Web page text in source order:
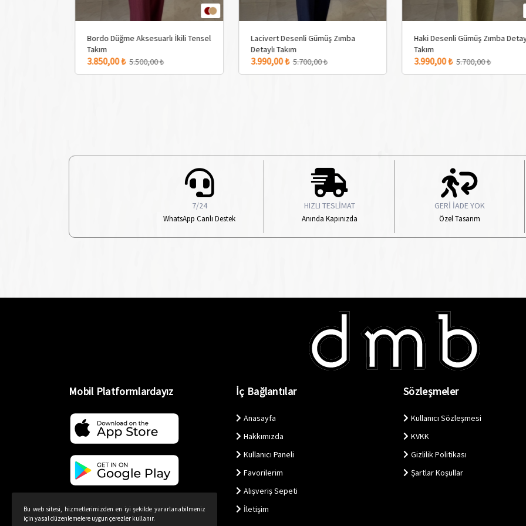
Aksesuarlı İkili Tensel
Lacivert Desenli Gümüş Zımba
3.990,00 ₺ 3 Adet Renk Seçeneği
Haki Desenli Gümüş Zımba Detaylı
Takım
3.990,00 ₺ 3 Adet Renk Seçeneği
Bordo Desenli
3.990,00 ₺
7/24
WhatsApp Canlı Destek
HIZLI TESLİMAT
Anında Kapınızda
GERİ İADE YOK
Özel Tasarım
Mobil Platformlardayız İç Bağlantılar
Anasayfa
Hakkımızda
Kullanıcı Paneli
Favorilerim
Alışveriş Sepeti
İletişim
Sözleşmeler
Kullanıcı Sözleşmesi
KVKK
Gizlilik Politikası
Şartlar Koşullar
Bu web sitesi, hizmetlerimizden en iyi şekilde yararlanabilmeniz
için yasal düzenlemelere uygun çerezler kullanır.